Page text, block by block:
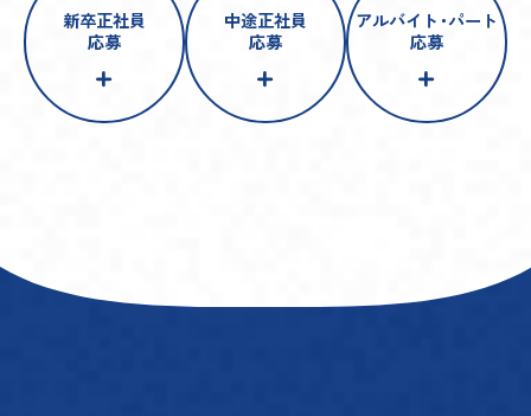
新卒正社員
応募
中途正社員
応募
アルバイト・パート
応募